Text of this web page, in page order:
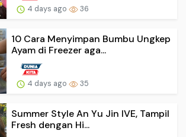
4 days ago 36
10 Cara Menyimpan Bumbu Ungkep
Ayam di Freezer aga...
4 days ago 35
Summer Style An Yu Jin IVE, Tampil
Fresh dengan Hi...